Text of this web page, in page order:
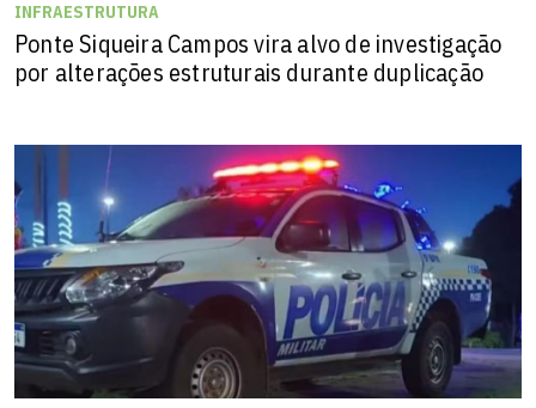
INFRAESTRUTURA
Ponte Siqueira Campos vira alvo de investigação
por alterações estruturais durante duplicação